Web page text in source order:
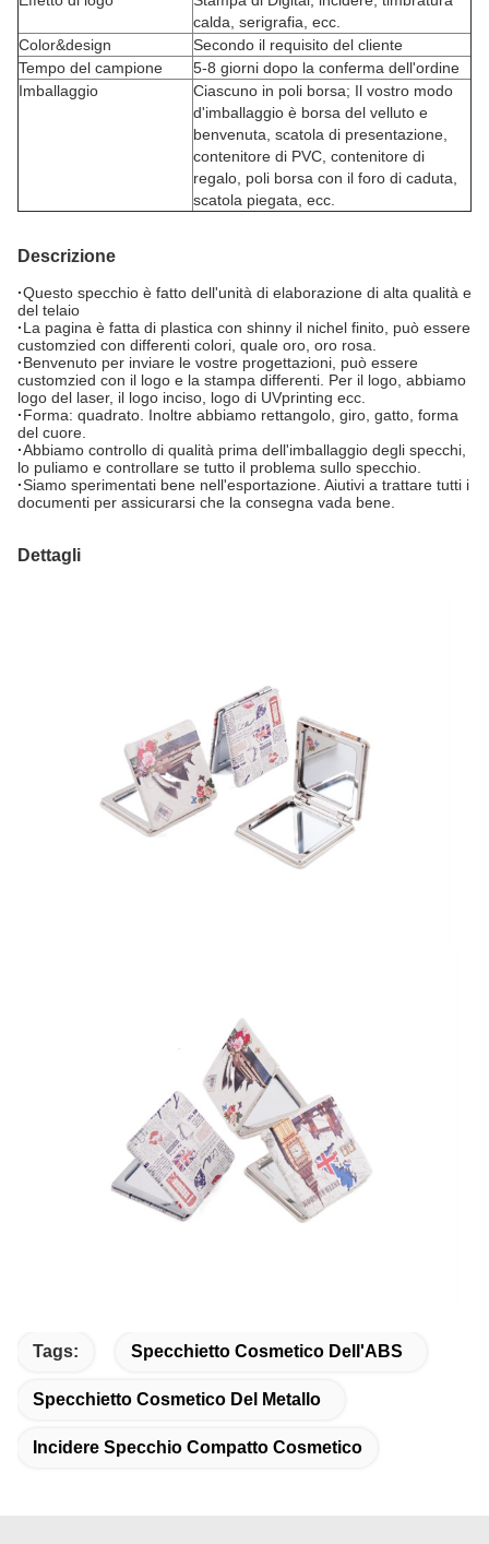
calda, serigrafia, ecc.
Color&design
Secondo il requisito del cliente
Tempo del campione
5-8 giorni dopo la conferma dell'ordine
Imballaggio
Ciascuno in poli borsa; Il vostro modo
d'imballaggio è borsa del velluto e
benvenuta, scatola di presentazione,
contenitore di PVC, contenitore di
regalo, poli borsa con il foro di caduta,
scatola piegata, ecc.
Descrizione
·Questo specchio è fatto dell'unità di elaborazione di alta qualità e
del telaio
·La pagina è fatta di plastica con shinny il nichel finito, può essere
customzied con differenti colori, quale oro, oro rosa.
·Benvenuto per inviare le vostre progettazioni, può essere
customzied con il logo e la stampa differenti. Per il logo, abbiamo
logo del laser, il logo inciso, logo di UVprinting ecc.
·Forma: quadrato. Inoltre abbiamo rettangolo, giro, gatto, forma
del cuore.
·Abbiamo controllo di qualità prima dell'imballaggio degli specchi,
lo puliamo e controllare se tutto il problema sullo specchio.
·Siamo sperimentati bene nell'esportazione. Aiutivi a trattare tutti i
documenti per assicurarsi che la consegna vada bene.
Dettagli
Tags: Specchietto Cosmetico Dell'ABS
Specchietto Cosmetico Del Metallo
Incidere Specchio Compatto Cosmetico